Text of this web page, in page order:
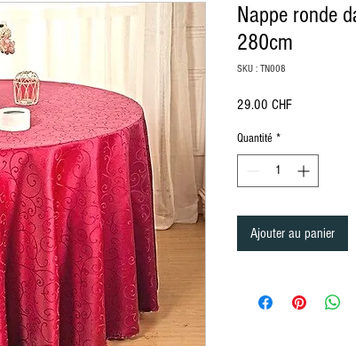
de mobilier à Lausanne Berne Fribourg Zürich, location de chaise à Lausanne Berne Fribourg Zürich, location de
Lausanne, Location de mobilier à Montreux, Location de mobilier à Zurich, Location de mobilier en Valais, Location
Bale, Location de mobilier à Saint-Moritz, Location de mobilier à Davos, Location de mobilier Gstaad, Location de
au Jura, Location de mobilier à Paris, Location de mobilier à Delémont, Location de mobilier Lausanne,
Location de mobilier Liestal, Location de mobilier Fribourg, Location de mobilier Glaris, Location de mobilier
de mobilier Sarnen, Location de mobilier Stans, Location de mobilier Coire, Location de mobilier Liestal,
Tessin, Location de mobilier Bellinzone, Location de mobilier Uri, Location de mobilier Altdorf, Location de
Mange débout, Nappe de table ronde, nappe de table carré, nappe de table rectangulaire, Chaise , Chaise Napoléon,
chaise en bois, chaise en plexiglass, Miroir, Décoration de table, Mariage, Art de la table, décoration Gatsby,
table, cuillère, Housse de Chaise, Serviette de table, Végétation, Totem, Stèle, Pipe and Dripe, Rideaux, paravent,
and chairs in Bern in Friborg in Zürich, rental of furniture and decorations Lausanne Berne Friborg Zürich,
in Lausanne, Rental of furniture in Lucerne, Rental of furniture Nyon, Rental of furniture in Geneva, Rental of furniture
in Crans Montana, Rental of furniture in Vevey, Furniture rental in Yverdon, Furniture rental in Grison, Furniture
Ausserrhoden furniture rental, Basel-Country furniture rental, Liestal furniture rental, Friborg furniture rental,
in St. Gallen, Rental of furniture in Schaffhausen, Rental of furniture in Sarnen, Rental of furniture in Stans,
Nappe ronde
280cm
SKU : TN008
29.00 CHFPrix
Quantité *
Ajouter au panier